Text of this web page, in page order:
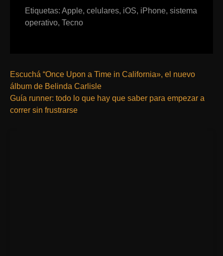
Etiquetas: Apple, celulares, iOS, iPhone, sistema
operativo, Tecno
Escuchá “Once Upon a Time in California», el nuevo
álbum de Belinda Carlisle
Guía runner: todo lo que hay que saber para empezar a
correr sin frustrarse